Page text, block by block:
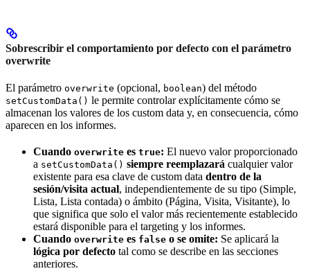
Sobrescribir el comportamiento por defecto con el parámetro
overwrite
El parámetro overwrite (opcional, boolean) del método
setCustomData() le permite controlar explícitamente cómo se
almacenan los valores de los custom data y, en consecuencia, cómo
aparecen en los informes.
Cuando overwrite es true: El nuevo valor proporcionado
a setCustomData() siempre reemplazará cualquier valor
existente para esa clave de custom data dentro de la
sesión/visita actual, independientemente de su tipo (Simple,
Lista, Lista contada) o ámbito (Página, Visita, Visitante), lo
que significa que solo el valor más recientemente establecido
estará disponible para el targeting y los informes.
Cuando overwrite es false o se omite: Se aplicará la
lógica por defecto tal como se describe en las secciones
anteriores.